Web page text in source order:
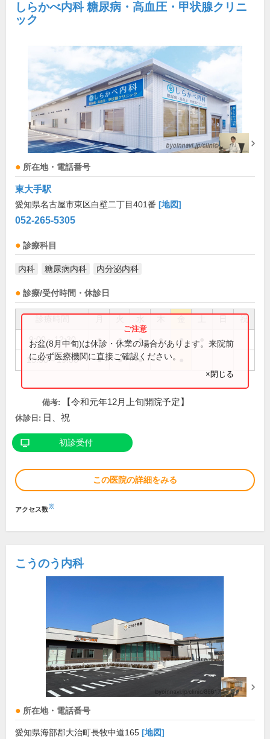
しらかべ内科 糖尿病・高血圧・甲状腺クリニ
ック
所在地・電話番号
東大手駅
愛知県名古屋市東区白壁二丁目401番 [地図]
052-265-5305
診療科目
内科 糖尿病内科 内分泌内科
診療/受付時間・休診日
祝
9:00～12:30 ● ● ● ● ●
15:30～19:00 ● ● ●
お盆(8月中旬)は休診・休業の場合があります。来院前
に必ず医療機関に直接ご確認ください。
×閉じる
備考: 【令和元年12月上旬開院予定】
休診日: 日、祝
初診受付
この医院の詳細をみる
アクセス数※
こうのう内科
所在地・電話番号
愛知県海部郡大治町長牧中道165 [地図]